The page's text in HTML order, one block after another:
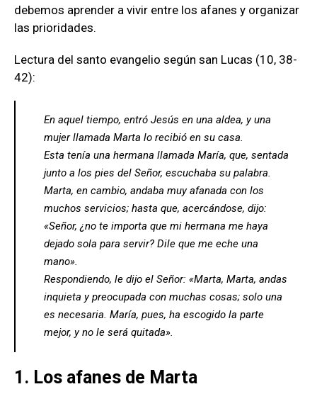
debemos aprender a vivir entre los afanes y organizar
las prioridades.
Lectura del santo evangelio según san Lucas (10, 38-
42):
En aquel tiempo, entró Jesús en una aldea, y una
mujer llamada Marta lo recibió en su casa.
Esta tenía una hermana llamada María, que, sentada
junto a los pies del Señor, escuchaba su palabra.
Marta, en cambio, andaba muy afanada con los
muchos servicios; hasta que, acercándose, dijo:
«Señor, ¿no te importa que mi hermana me haya
dejado sola para servir? Dile que me eche una
mano».
Respondiendo, le dijo el Señor: «Marta, Marta, andas
inquieta y preocupada con muchas cosas; solo una
es necesaria. María, pues, ha escogido la parte
mejor, y no le será quitada».
1. Los afanes de Marta